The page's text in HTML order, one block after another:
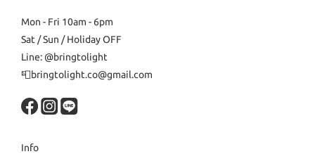
Mon - Fri 10am - 6pm
Sat / Sun / Holiday OFF
Line: @bringtolight
📮bringtolight.co@gmail.com
Info